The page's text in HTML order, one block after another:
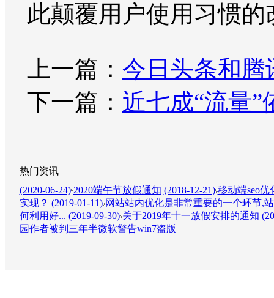
此颠覆用户使用习惯
上一篇： 今日头条和腾
下一篇： 近七成“流量
热门资讯
(2020-06-24) 2020端午节放假通知 (2018-12-21) 移动端seo优
实现？ (2019-01-11) 网站站内优化是非常重要的一个环节,
何利用好... (2019-09-30) 关于2019年十一放假安排的通知
园作者被判三年半微软警告win7盗版